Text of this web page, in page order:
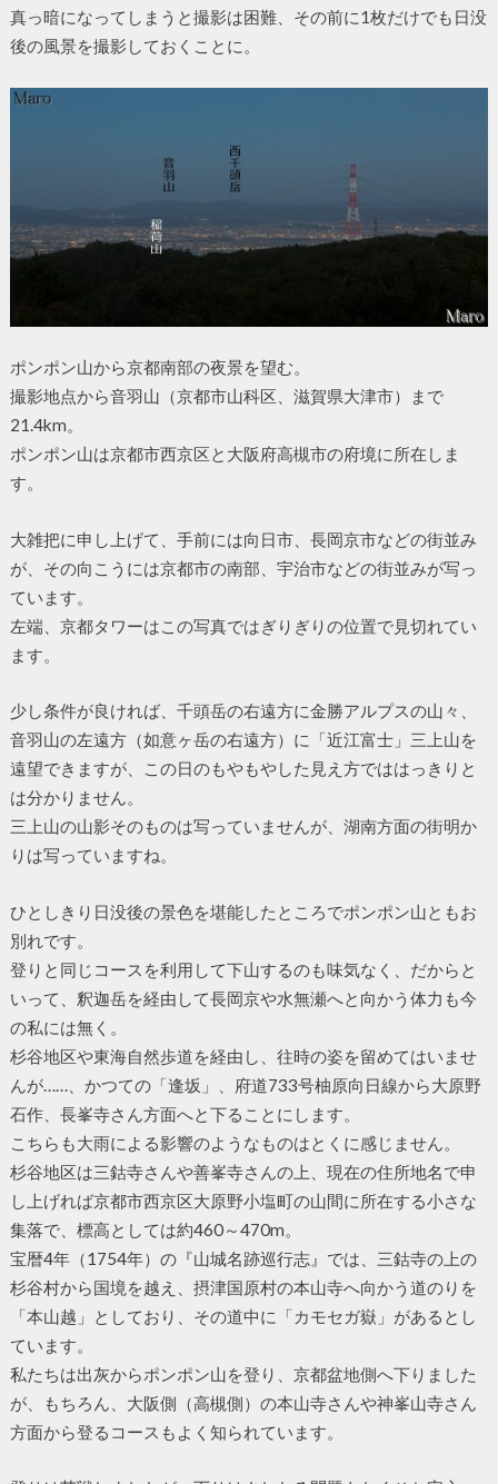
真っ暗になってしまうと撮影は困難、その前に1枚だけでも日没
後の風景を撮影しておくことに。
ポンポン山から京都南部の夜景を望む。
撮影地点から音羽山（京都市山科区、滋賀県大津市）まで
21.4km。
ポンポン山は京都市西京区と大阪府高槻市の府境に所在しま
す。
大雑把に申し上げて、手前には向日市、長岡京市などの街並み
が、その向こうには京都市の南部、宇治市などの街並みが写っ
ています。
左端、京都タワーはこの写真ではぎりぎりの位置で見切れてい
ます。
少し条件が良ければ、千頭岳の右遠方に金勝アルプスの山々、
音羽山の左遠方（如意ヶ岳の右遠方）に「近江富士」三上山を
遠望できますが、この日のもやもやした見え方でははっきりと
は分かりません。
三上山の山影そのものは写っていませんが、湖南方面の街明か
りは写っていますね。
ひとしきり日没後の景色を堪能したところでポンポン山ともお
別れです。
登りと同じコースを利用して下山するのも味気なく、だからと
いって、釈迦岳を経由して長岡京や水無瀬へと向かう体力も今
の私には無く。
杉谷地区や東海自然歩道を経由し、往時の姿を留めてはいませ
んが……、かつての「逢坂」、府道733号柚原向日線から大原野
石作、長峯寺さん方面へと下ることにします。
こちらも大雨による影響のようなものはとくに感じません。
杉谷地区は三鈷寺さんや善峯寺さんの上、現在の住所地名で申
し上げれば京都市西京区大原野小塩町の山間に所在する小さな
集落で、標高としては約460～470m。
宝暦4年（1754年）の『山城名跡巡行志』では、三鈷寺の上の
杉谷村から国境を越え、摂津国原村の本山寺へ向かう道のりを
「本山越」としており、その道中に「カモセガ嶽」があるとし
ています。
私たちは出灰からポンポン山を登り、京都盆地側へ下りました
が、もちろん、大阪側（高槻側）の本山寺さんや神峯山寺さん
方面から登るコースもよく知られています。